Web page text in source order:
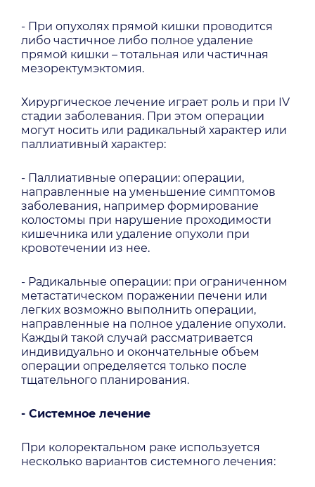
- При опухолях прямой кишки проводится
либо частичное либо полное удаление
прямой кишки – тотальная или частичная
мезоректумэктомия.
Хирургическое лечение играет роль и при IV
стадии заболевания. При этом операции
могут носить или радикальный характер или
паллиативный характер:
- Паллиативные операции: операции,
направленные на уменьшение симптомов
заболевания, например формирование
колостомы при нарушение проходимости
кишечника или удаление опухоли при
кровотечении из нее.
- Радикальные операции: при ограниченном
метастатическом поражении печени или
легких возможно выполнить операции,
направленные на полное удаление опухоли.
Каждый такой случай рассматривается
индивидуально и окончательные объем
операции определяется только после
тщательного планирования.
- Системное лечение
При колоректальном раке используется
несколько вариантов системного лечения: